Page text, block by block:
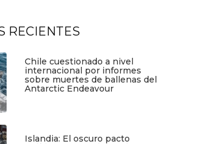
RECIENTES
Chile cuestionado a nivel
internacional por informes
sobre muertes de ballenas del
Antarctic Endeavour
Islandia: El oscuro pacto